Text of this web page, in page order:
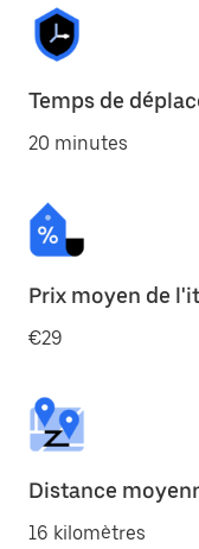
Temps de
20 minutes
Prix moyen de
€29
Distance
16 kilomètres